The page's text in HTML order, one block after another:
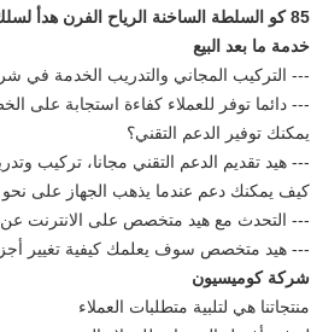
85 كو السلطة الساخنة الرياح الفرن هدأ لسلك قطر 1 - 16mm
خدمة ما بعد البيع
--- التركيب المجاني والتدريب الخدمة في
--- دائما توفر للعملاء كفاءة استجابة على
يمكنك توفير الدعم التقني؟
--- هيد تقديم الدعم التقني مجانا، تركيب
كيف يمكنك دعم عندما يذهب الجهاز على
--- التحدث مع هيد متخصص على الانترنت عن
--- هيد متخصص سوف يعلمك كيفية تغيير
شركة كوميسيون
منتجاتنا هي لتلبية متطلبات العملاء